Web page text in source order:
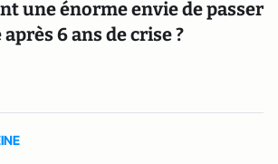
une énorme envie de passer
6 ans de crise ?